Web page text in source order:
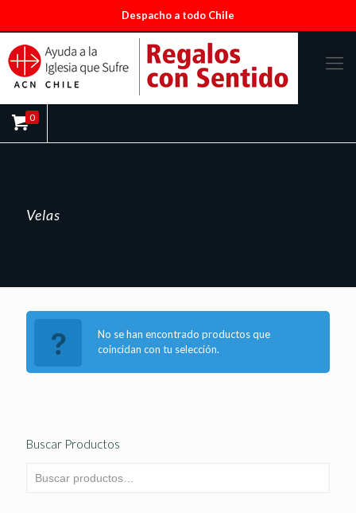
Despacho a todo Chile
0
Velas
No se han encontrado productos que
coincidan con tu selección.
Buscar Productos